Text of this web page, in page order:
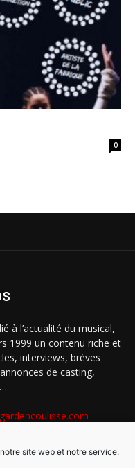
site web et notre service.
0
à l’actualité du musical,
1999 un contenu riche et
interviews, brèves
de casting,